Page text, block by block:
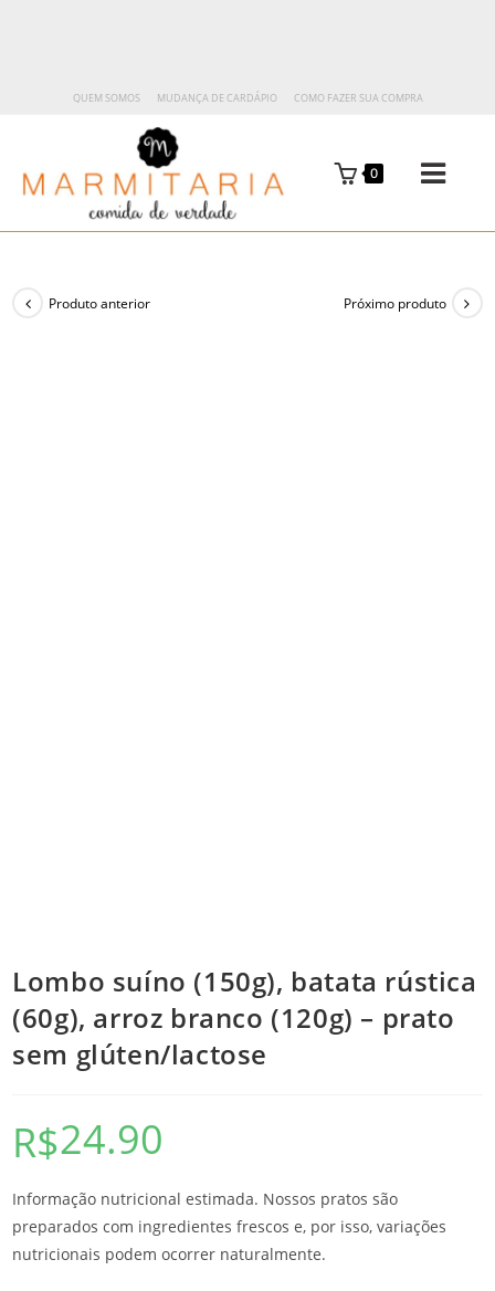
QUEM SOMOS MUDANÇA DE CARDÁPIO COMO FAZER SUA COMPRA
0
Produto anterior Próximo produto
Lombo suíno (150g), batata rústica
(60g), arroz branco (120g) – prato
sem glúten/lactose
R$24.90
Informação nutricional estimada. Nossos pratos são
preparados com ingredientes frescos e, por isso, variações
nutricionais podem ocorrer naturalmente.